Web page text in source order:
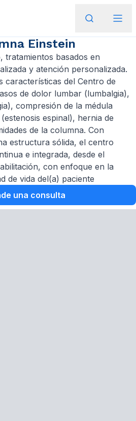
Einstein
tratamientos basados en
y atención personalizada.
características del Centro de
de dolor lumbar (lumbalgia),
compresión de la médula
espinal), hernia de
de la columna. Con
estructura sólida, el centro
e integrada, desde el
con enfoque en la
de vida del(a) paciente
una consulta